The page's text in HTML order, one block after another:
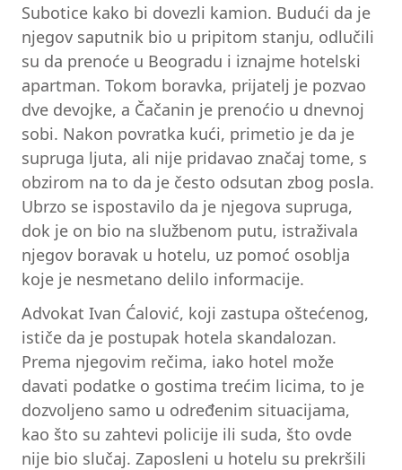
Subotice kako bi dovezli kamion. Budući da je
njegov saputnik bio u pripitom stanju, odlučili
su da prenoće u Beogradu i iznajme hotelski
apartman. Tokom boravka, prijatelj je pozvao
dve devojke, a Čačanin je prenoćio u dnevnoj
sobi. Nakon povratka kući, primetio je da je
supruga ljuta, ali nije pridavao značaj tome, s
obzirom na to da je često odsutan zbog posla.
Ubrzo se ispostavilo da je njegova supruga,
dok je on bio na službenom putu, istraživala
njegov boravak u hotelu, uz pomoć osoblja
koje je nesmetano delilo informacije.
Advokat Ivan Ćalović, koji zastupa oštećenog,
ističe da je postupak hotela skandalozan.
Prema njegovim rečima, iako hotel može
davati podatke o gostima trećim licima, to je
dozvoljeno samo u određenim situacijama,
kao što su zahtevi policije ili suda, što ovde
nije bio slučaj. Zaposleni u hotelu su prekršili